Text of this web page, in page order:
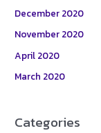
December 2020
November 2020
April 2020
March 2020
Categories